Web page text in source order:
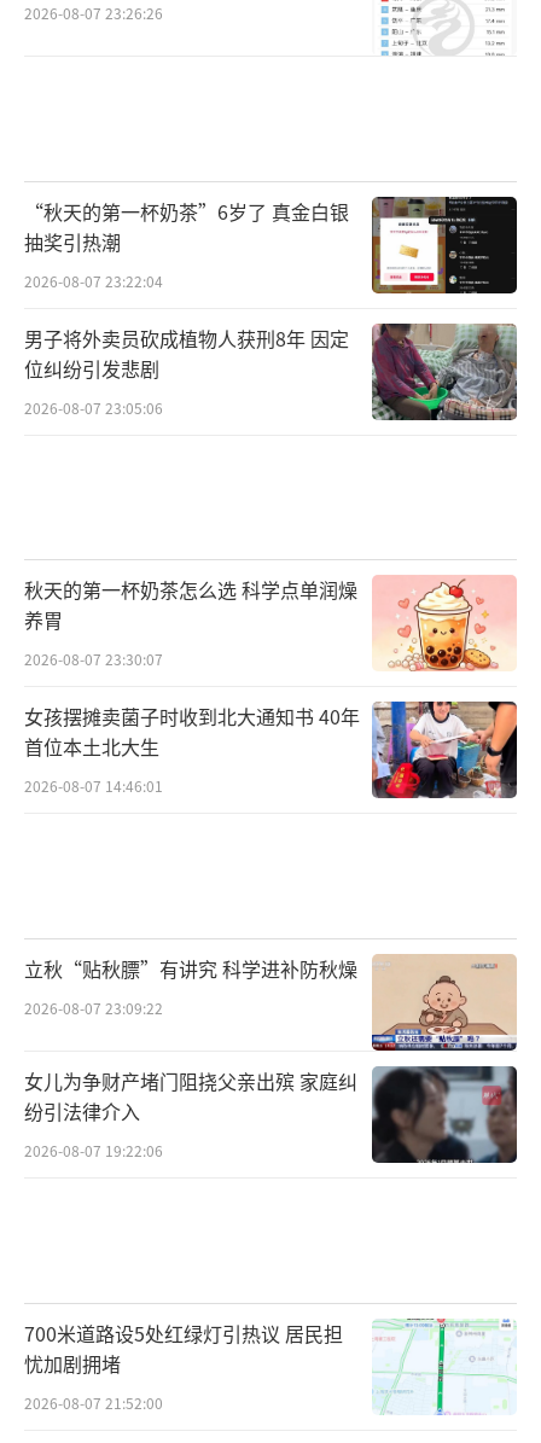
2026-08-07 23:26:26
“秋天的第一杯奶茶”6岁了 真金白银
抽奖引热潮
2026-08-07 23:22:04
男子将外卖员砍成植物人获刑8年 因定
位纠纷引发悲剧
2026-08-07 23:05:06
秋天的第一杯奶茶怎么选 科学点单润燥
养胃
2026-08-07 23:30:07
女孩摆摊卖菌子时收到北大通知书 40年
首位本土北大生
2026-08-07 14:46:01
立秋“贴秋膘”有讲究 科学进补防秋燥
2026-08-07 23:09:22
女儿为争财产堵门阻挠父亲出殡 家庭纠
纷引法律介入
2026-08-07 19:22:06
700米道路设5处红绿灯引热议 居民担
忧加剧拥堵
2026-08-07 21:52:00